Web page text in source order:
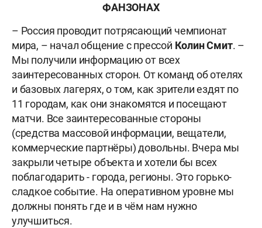
ФАНЗОНАХ
– Россия проводит потрясающий чемпионат
мира, – начал общение с прессой Колин Смит. –
Мы получили информацию от всех
заинтересованных сторон. От команд об отелях
и базовых лагерях, о том, как зрители ездят по
11 городам, как они знакомятся и посещают
матчи. Все заинтересованные стороны
(средства массовой информации, вещатели,
коммерческие партнёры) довольны. Вчера мы
закрыли четыре объекта и хотели бы всех
поблагодарить - города, регионы. Это горько-
сладкое событие. На оперативном уровне мы
должны понять где и в чём нам нужно
улучшиться.